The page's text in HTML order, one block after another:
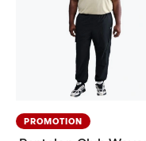
PROMOTION